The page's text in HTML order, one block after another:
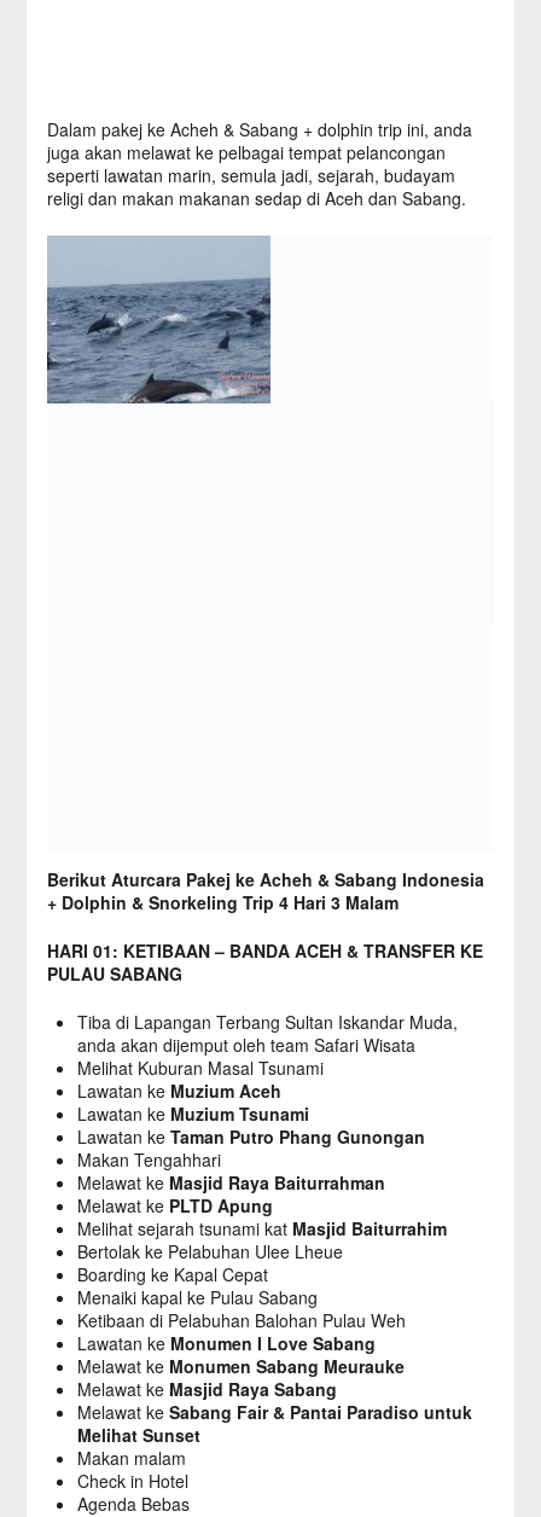
Dalam pakej ke Acheh & Sabang + dolphin trip ini, anda
juga akan melawat ke pelbagai tempat pelancongan
seperti lawatan marin, semula jadi, sejarah, budayam
religi dan makan makanan sedap di Aceh dan Sabang.
Berikut Aturcara Pakej ke Acheh & Sabang Indonesia
+ Dolphin & Snorkeling Trip 4 Hari 3 Malam
HARI 01: KETIBAAN – BANDA ACEH & TRANSFER KE
PULAU SABANG
Tiba di Lapangan Terbang Sultan Iskandar Muda,
anda akan dijemput oleh team Safari Wisata
Melihat Kuburan Masal Tsunami
Lawatan ke Muzium Aceh
Lawatan ke Muzium Tsunami
Lawatan ke Taman Putro Phang Gunongan
Makan Tengahhari
Melawat ke Masjid Raya Baiturrahman
Melawat kePLTD Apung
Melihat sejarah tsunami kat Masjid Baiturrahim
Bertolak ke Pelabuhan Ulee Lheue
Boarding ke Kapal Cepat
Menaiki kapal ke Pulau Sabang
Ketibaan di Pelabuhan Balohan Pulau Weh
Lawatan ke Monumen I Love Sabang
Melawat ke Monumen Sabang Meurauke
Melawat ke Masjid Raya Sabang
Melawat keSabang Fair & Pantai Paradiso untuk
Melihat Sunset
Makan malam
Check in Hotel
Agenda Bebas